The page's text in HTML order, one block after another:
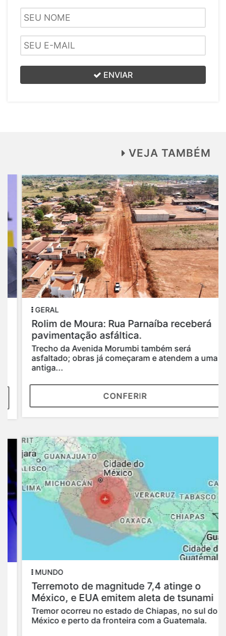
ENVIAR
VEJA TAMBÉM
GERAL
Rolim de Moura: Rua Parnaíba receberá
pavimentação asfáltica.
Trecho da Avenida Morumbi também será
asfaltado; obras já começaram e atendem a uma
antiga...
CONFERIR
MUNDO
Terremoto de magnitude 7,4 atinge o
México, e EUA emitem aleta de tsunami
Tremor ocorreu no estado de Chiapas, no sul do
México e perto da fronteira com a Guatemala.